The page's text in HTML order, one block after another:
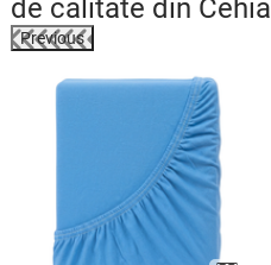
de calitate din Cehia
Previous